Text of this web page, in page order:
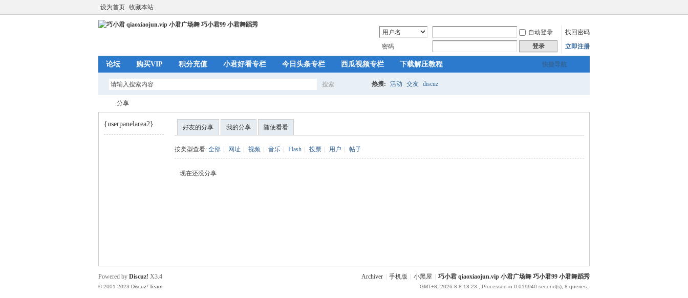
设为首页 收藏本站
自动登录
找回密码
密码
登录 立即注册
快捷导航
论坛 购买VIP 积分充值 小君好看专栏 今日头条专栏 西瓜视频专栏 下载解压教程
搜索 热搜: 活动 交友 discuz
分享
{userpanelarea2} 好友的分享 我的分享 随便看看
按类型查看: 全部 网址 视频 音乐 Flash 投票 用户 帖子
现在还没分享
Archiver 手机版 小黑屋 巧小君 qiaoxiaojun.vip 小君广场舞 巧小君99 小君舞蹈秀
GMT+8, 2026-8-8 13:23 , Processed in 0.019940 second(s), 8 queries .
Powered by Discuz! X3.4
© 2001-2023 Discuz! Team